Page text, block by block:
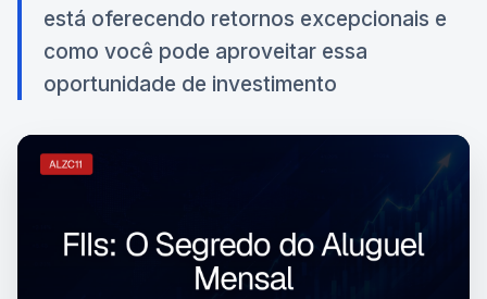
está oferecendo retornos excepcionais e
como você pode aproveitar essa
oportunidade de investimento